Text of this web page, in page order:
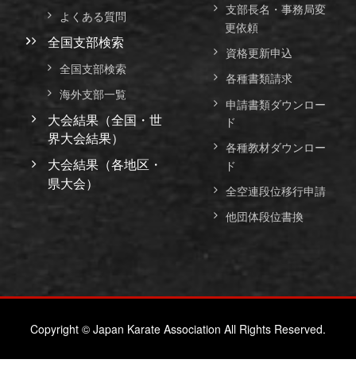
よくある質問
全国支部検索
全国支部検索
海外支部一覧
大会結果（全国・世
界大会結果）
大会結果（各地区・
県大会）
支部長名・事務局変
更依頼
資格更新申込
各種書類請求
申請書類ダウンロー
ド
各種教材ダウンロー
ド
全空連段位移行申請
他団体段位書換
Copyright © Japan Karate Association All Rights Reserved.